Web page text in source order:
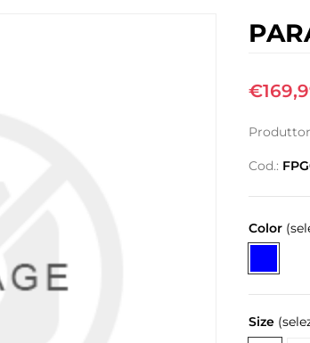
Cod.:
Color
Size